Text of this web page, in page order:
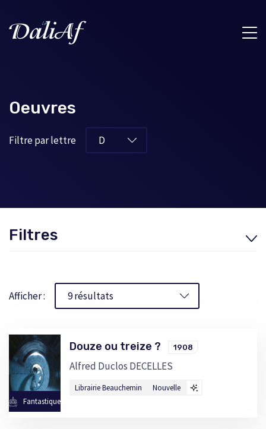
Oeuvres
Filtre par lettre
Filtres
Afficher :
Fantastique
Douze ou treize ? 1908
Alfred Duclos DECELLES
Librairie Beauchemin Nouvelle